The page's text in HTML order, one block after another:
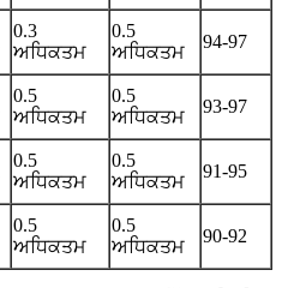
0.3
ਅਧਿਕਤਮ
0.5
ਅਧਿਕਤਮ
94-97
0.5
ਅਧਿਕਤਮ
0.5
ਅਧਿਕਤਮ
93-97
0.5
ਅਧਿਕਤਮ
0.5
ਅਧਿਕਤਮ
91-95
0.5
ਅਧਿਕਤਮ
0.5
ਅਧਿਕਤਮ
90-92